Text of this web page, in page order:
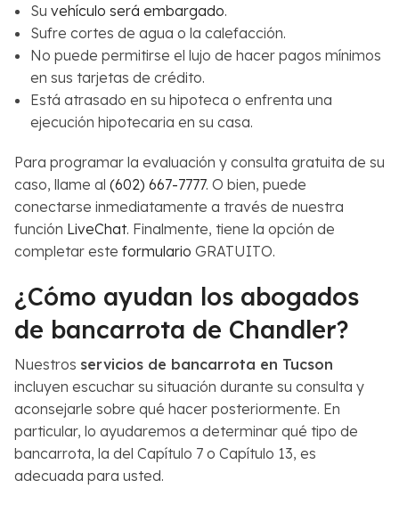
Su vehículo será embargado.
Sufre cortes de agua o la calefacción.
No puede permitirse el lujo de hacer pagos mínimos
en sus tarjetas de crédito.
Está atrasado en su hipoteca o enfrenta una
ejecución hipotecaria en su casa.
Para programar la evaluación y consulta gratuita de su
caso, llame al (602) 667-7777. O bien, puede
conectarse inmediatamente a través de nuestra
función LiveChat. Finalmente, tiene la opción de
completar este formulario GRATUITO.
¿Cómo ayudan los abogados
de bancarrota de Chandler?
Nuestros servicios de bancarrota en Tucson
incluyen escuchar su situación durante su consulta y
aconsejarle sobre qué hacer posteriormente. En
particular, lo ayudaremos a determinar qué tipo de
bancarrota, la del Capítulo 7 o Capítulo 13, es
adecuada para usted.